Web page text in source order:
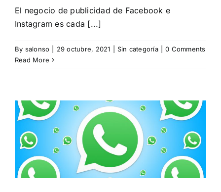
El negocio de publicidad de Facebook e
Instagram es cada [...]
By salonso 29 octubre, 2021 Sin categoría
0 Comments
Read More